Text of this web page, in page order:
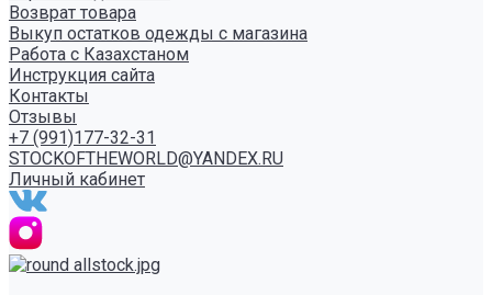
Возврат товара
Выкуп остатков одежды с магазина
Работа с Казахстаном
Инструкция сайта
Контакты
Отзывы
+7 (991)177-32-31
STOCKOFTHEWORLD@YANDEX.RU
Личный кабинет